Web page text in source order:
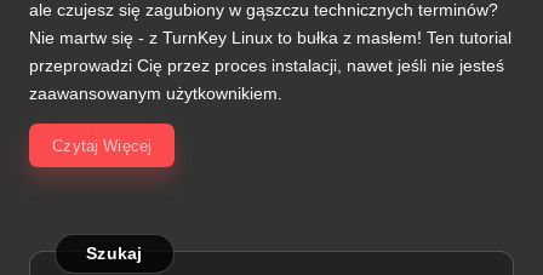
ale czujesz się zagubiony w gąszczu technicznych terminów?
Nie martw się - z TurnKey Linux to bułka z masłem! Ten tutorial
przeprowadzi Cię przez proces instalacji, nawet jeśli nie jesteś
zaawansowanym użytkownikiem.
Czytaj Więcej
Szukaj